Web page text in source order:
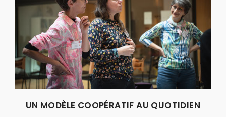
UN MODÈLE COOPÉRATIF AU QUOTIDIEN